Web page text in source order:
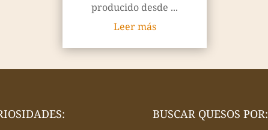
producido desde ...
Leer más
BUSCAR QUESOS POR: